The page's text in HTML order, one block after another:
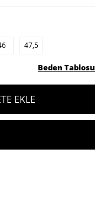
47,5
Beden Tablosu